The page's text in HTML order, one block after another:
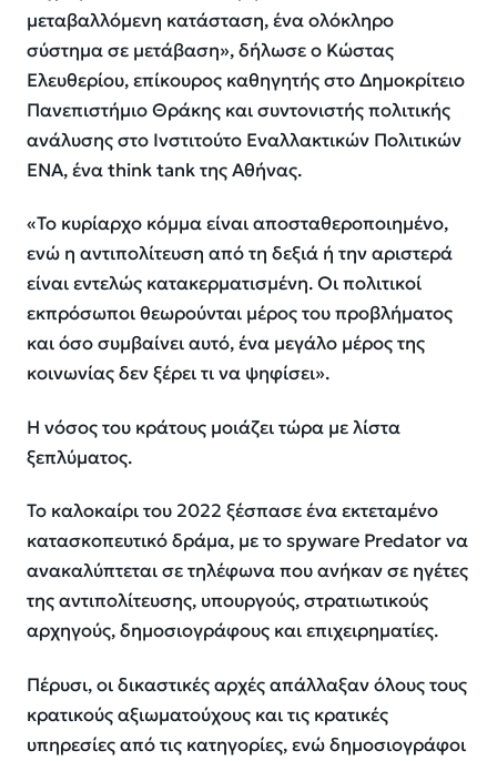
μεταβαλλόμενη κατάσταση, ένα ολόκληρο
σύστημα σε μετάβαση», δήλωσε ο Κώστας
Ελευθερίου, επίκουρος καθηγητής στο Δημοκρίτειο
Πανεπιστήμιο Θράκης και συντονιστής πολιτικής
ανάλυσης στο Ινστιτούτο Εναλλακτικών Πολιτικών
ΕΝΑ, ένα think tank της Αθήνας.
«Το κυρίαρχο κόμμα είναι αποσταθεροποιημένο,
ενώ η αντιπολίτευση από τη δεξιά ή την αριστερά
είναι εντελώς κατακερματισμένη. Οι πολιτικοί
εκπρόσωποι θεωρούνται μέρος του προβλήματος
και όσο συμβαίνει αυτό, ένα μεγάλο μέρος της
κοινωνίας δεν ξέρει τι να ψηφίσει».
Η νόσος του κράτους μοιάζει τώρα με λίστα
ξεπλύματος.
Το καλοκαίρι του 2022 ξέσπασε ένα εκτεταμένο
κατασκοπευτικό δράμα, με το spyware Predator να
ανακαλύπτεται σε τηλέφωνα που ανήκαν σε ηγέτες
της αντιπολίτευσης, υπουργούς, στρατιωτικούς
αρχηγούς, δημοσιογράφους και επιχειρηματίες.
Πέρυσι, οι δικαστικές αρχές απάλλαξαν όλους τους
κρατικούς αξιωματούχους και τις κρατικές
υπηρεσίες από τις κατηγορίες, ενώ δημοσιογράφοι